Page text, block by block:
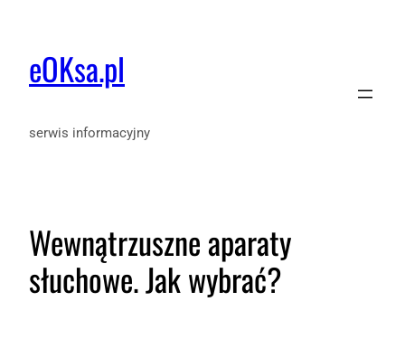
eOKsa.pl
serwis informacyjny
Wewnątrzuszne aparaty
słuchowe. Jak wybrać?